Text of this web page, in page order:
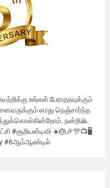
உங்கள் பேராதரவுக்கும்
எமது நெஞ்சார்ந்த
நன்றி🙏
#சூரியன்டிவி ☀️🎂🎉🎊📺🖥
#6ஆம்ஆண்டில்